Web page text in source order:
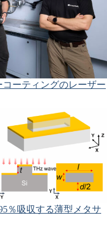
ーティングのレーザー
％吸収する薄型メタサ